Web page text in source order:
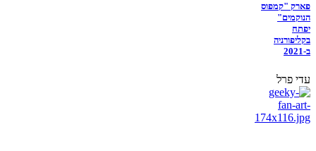
פארק "קמפוס
הנוקמים"
יפתח
בקליפורניה
ב-2021
עדי פרל